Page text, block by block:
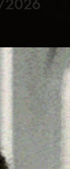
Necrologie